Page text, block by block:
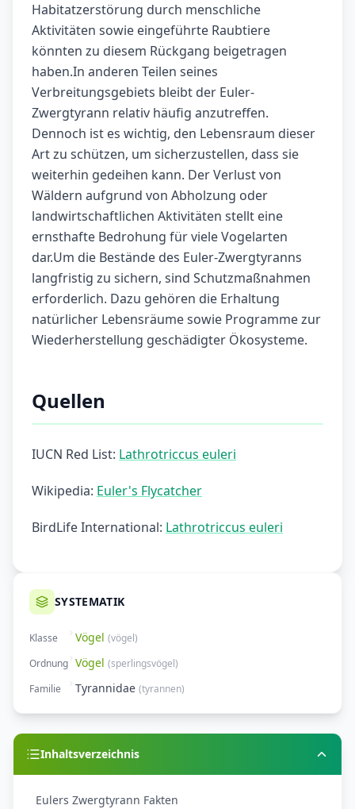
Habitatzerstörung durch menschliche
Aktivitäten sowie eingeführte Raubtiere
könnten zu diesem Rückgang beigetragen
haben.In anderen Teilen seines
Verbreitungsgebiets bleibt der Euler-
Zwergtyrann relativ häufig anzutreffen.
Dennoch ist es wichtig, den Lebensraum dieser
Art zu schützen, um sicherzustellen, dass sie
weiterhin gedeihen kann. Der Verlust von
Wäldern aufgrund von Abholzung oder
landwirtschaftlichen Aktivitäten stellt eine
ernsthafte Bedrohung für viele Vogelarten
dar.Um die Bestände des Euler-Zwergtyranns
langfristig zu sichern, sind Schutzmaßnahmen
erforderlich. Dazu gehören die Erhaltung
natürlicher Lebensräume sowie Programme zur
Wiederherstellung geschädigter Ökosysteme.
Quellen
IUCN Red List: Lathrotriccus euleri
Wikipedia: Euler's Flycatcher
BirdLife International: Lathrotriccus euleri
SYSTEMATIK
Klasse Vögel (vögel)
Ordnung Vögel (sperlingsvögel)
Familie
Tyrannidae (tyrannen)
Inhaltsverzeichnis
Eulers Zwergtyrann Fakten